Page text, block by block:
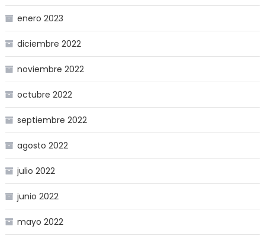
enero 2023
diciembre 2022
noviembre 2022
octubre 2022
septiembre 2022
agosto 2022
julio 2022
junio 2022
mayo 2022